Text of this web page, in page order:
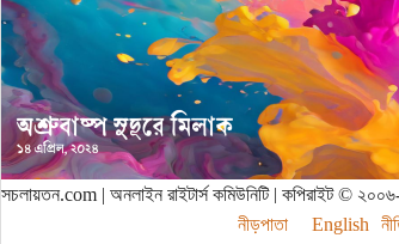
সচলায়তন.com | অনলাইন রাইটার্স কমিউনিটি | কপিরাইট ©
নীড়পাতা
English